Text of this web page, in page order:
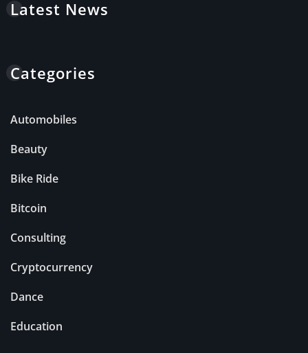
Latest News
Categories
Automobiles
Beauty
Bike Ride
Bitcoin
Consulting
Cryptocurrency
Dance
Education